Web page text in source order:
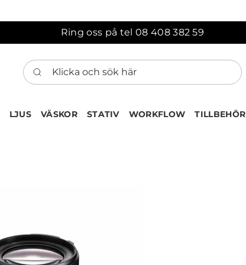
Ring oss på tel 08 408 382 59
Klicka och sök här
LJUS VÄSKOR STATIV WORKFLOW TILLBEHÖR